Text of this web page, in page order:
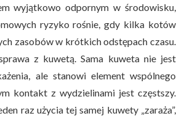
wyjątkowo odpornym w środowisku,
ryzyko rośnie, gdy kilka kotów
zasobów w krótkich odstępach czasu.
z kuwetą. Sama kuweta nie jest
ale stanowi element wspólnego
kontakt z wydzielinami jest częstszy.
raz użycia tej samej kuwety „zaraża”,